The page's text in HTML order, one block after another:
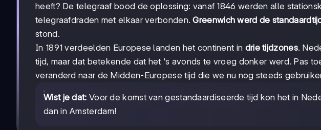
heeft? De telegraaf bood de oplossing: vanaf 1846 werden alle
telegraafdraden met elkaar verbonden.Greenwich werd de
stond.
In 1891 verdeelden Europese landen het continent in drie tijdzones.
tijd, maar dat betekende dat het 's avonds te vroeg donker werd. Pas
veranderd naar de Midden-Europese tijd die we nu nog steeds
Wist je dat: Voor de komst van gestandaardiseerde tijd kon het in
dan in Amsterdam!